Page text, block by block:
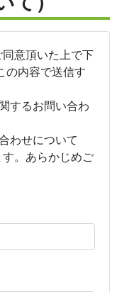
同意頂いた上で下
の内容で送信す
するお問い合わ
わせについて
。あらかじめご